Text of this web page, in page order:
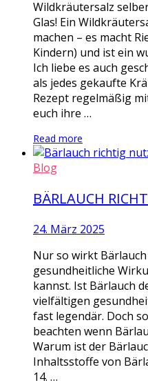
Wildkräutersalz
Glas! Ein
machen – es macht
Kindern) und ist ein
Ich liebe es auch
als jedes gekaufte
Rezept regelmäßig
euch ihre …
Read more
Blog
BÄRLAUCH
24. März 2025
Nur so wirkt
gesundheitliche
kannst. Ist Bärlauch
vielfältigen
fast legendär. Doch
beachten wenn
Warum ist der
Inhaltsstoffe von
14. …